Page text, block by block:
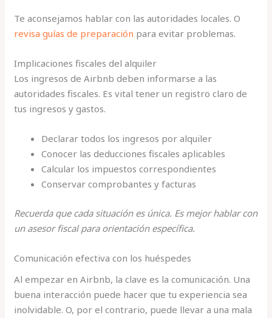
Te aconsejamos hablar con las autoridades locales. O
revisa guías de preparación para evitar problemas.
Implicaciones fiscales del alquiler
Los ingresos de Airbnb deben informarse a las
autoridades fiscales. Es vital tener un registro claro de
tus ingresos y gastos.
Declarar todos los ingresos por alquiler
Conocer las deducciones fiscales aplicables
Calcular los impuestos correspondientes
Conservar comprobantes y facturas
Recuerda que cada situación es única. Es mejor hablar con
un asesor fiscal para orientación específica.
Comunicación efectiva con los huéspedes
Al empezar en Airbnb, la clave es la comunicación. Una
buena interacción puede hacer que tu experiencia sea
inolvidable. O, por el contrario, puede llevar a una mala